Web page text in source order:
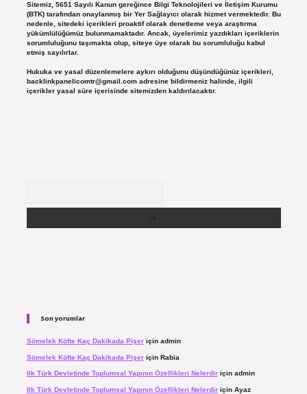
Sitemiz, 5651 Sayılı Kanun gereğince Bilgi Teknolojileri ve İletişim Kurumu
(BTK) tarafından onaylanmış bir Yer Sağlayıcı olarak hizmet vermektedir. Bu
nedenle, sitedeki içerikleri proaktif olarak denetleme veya araştırma
yükümlülüğümüz bulunmamaktadır. Ancak, üyelerimiz yazdıkları içeriklerin
sorumluluğunu taşımakta olup, siteye üye olarak bu sorumluluğu kabul
etmiş sayılırlar.
Hukuka ve yasal düzenlemelere aykırı olduğunu düşündüğünüz içerikleri,
backlinkpanelicomtr@gmail.comadresine bildirmeniz halinde, ilgili
içerikler yasal süre içerisinde sitemizden kaldırılacaktır.
Son yorumlar
Sömelek Köfte Kaç Dakikada Pişeriçin admin
Sömelek Köfte Kaç Dakikada Pişeriçin Rabia
Ilk Türk Devletinde Toplumsal Yapının Özellikleri Nelerdiriçin admin
Ilk Türk Devletinde Toplumsal Yapının Özellikleri Nelerdiriçin Ayaz